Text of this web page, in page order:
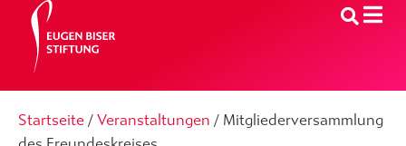
Startseite / Veranstaltungen / Mitgliederversammlung